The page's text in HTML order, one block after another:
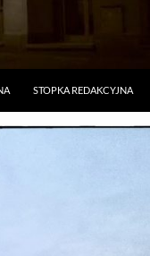
STOPKA REDAKCYJNA